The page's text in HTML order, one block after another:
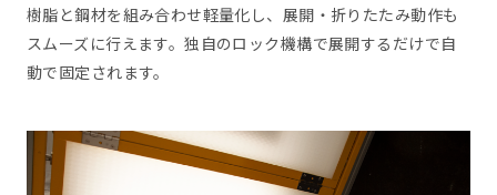
樹脂と鋼材を組み合わせ軽量化し、展開・折りたたみ動作も
スムーズに行えます。独自のロック機構で展開するだけで自
動で固定されます。